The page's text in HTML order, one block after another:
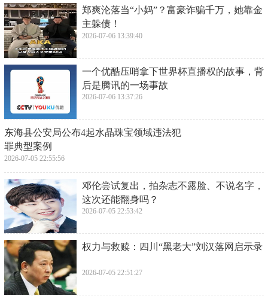
郑爽沦落当“小妈”？富豪诈骗千万，她靠金
主躲债！
2026-07-06 13:39:40
​一个优酷压哨拿下世界杯直播权的故事，背
后是腾讯的一场事故
2026-07-06 13:37:26
​东海县公安局公布4起水晶珠宝领域违法犯
罪典型案例
2026-07-05 22:55:56
​邓伦尝试复出，拍杂志不露脸、不说名字，
这次还能翻身吗？
2026-07-05 22:53:42
​权力与救赎：四川“黑老大”刘汉落网启示录
2026-07-05 22:51:27